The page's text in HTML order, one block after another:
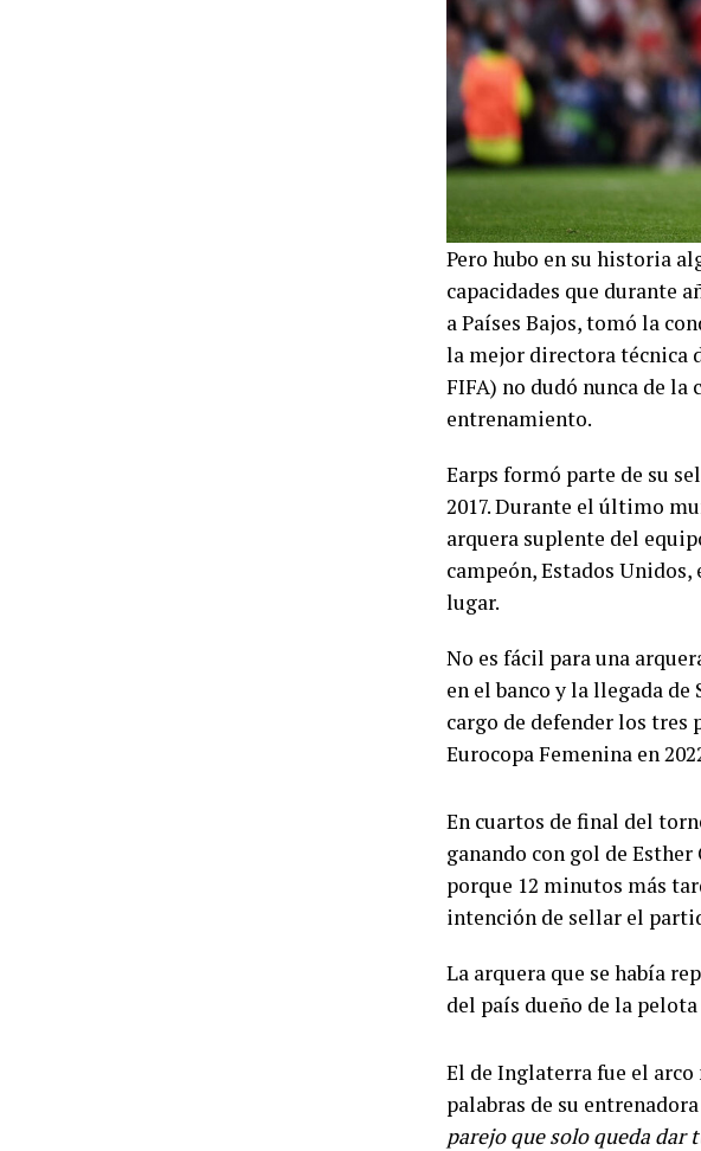
Pero hubo en su historia
capacidades que durante
a Países Bajos, tomó la
la mejor directora técnica
FIFA) no dudó nunca de
entrenamiento.
Earps formó parte de su
2017. Durante el último
arquera suplente del
campeón, Estados
lugar.
No es fácil para una
en el banco y la llegada
cargo de defender los tres
Eurocopa Femenina en
En cuartos de final del
ganando con gol de
porque 12 minutos más
intención de sellar el
La arquera que se había
del país dueño de la
El de Inglaterra fue el
palabras de su
parejo que solo queda dar